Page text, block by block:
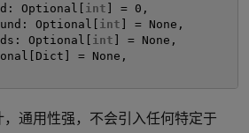
Optional[ int ] = 0,
Optional[ int ] = None,
Optional[int ] = None,
= None,
通用性强，不会引入任何特定于